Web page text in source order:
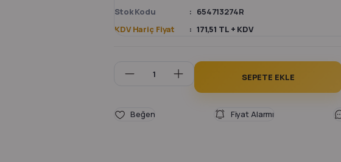
Stok Kodu
654713274R
KDV Hariç Fiyat
171,51 TL + KDV
SEPETE EKLE
Fiyat Alarmı